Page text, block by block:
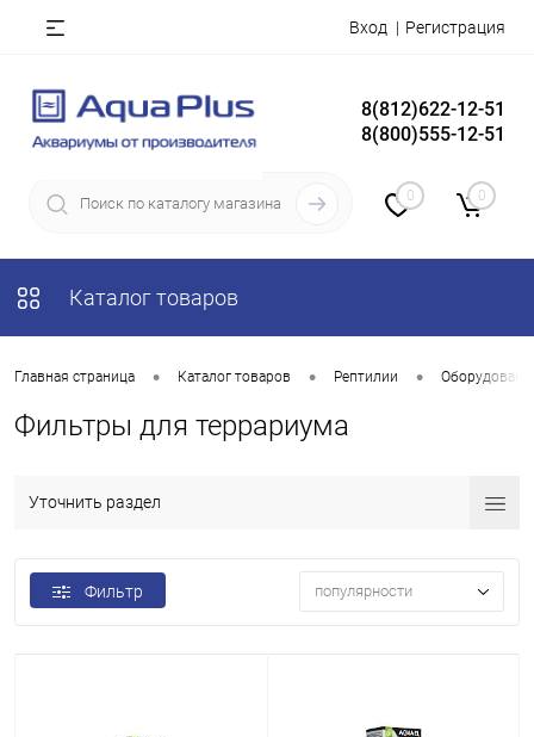
Вход Регистрация
8(812)622-12-51
8(800)555-12-51
0 0
Каталог товаров
Главная страница • Каталог товаров • Рептилии •
Фильтры для террариума
Уточнить раздел
Фильтр популярности